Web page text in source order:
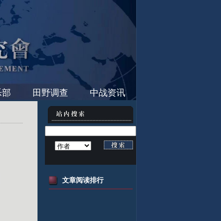
田野调查 中战资讯
文章阅读排行